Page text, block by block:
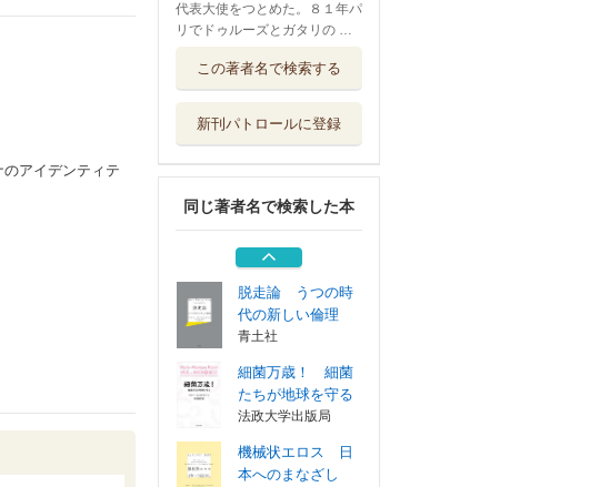
アイデンティテ
代表大使をつとめた。８１年パ
リでドゥルーズとガタリの …
この著者名で検索する
新刊パトロールに登録
同じ著者名で検索した本
本へのまなざし
ダーウィンの隠さ
法政大学出版局
ドゥルーズとガタ
リ交差的評伝
河出書房新社
脱走論 うつの時
代の新しい倫理
青土社
細菌万歳！ 細菌
たちが地球を守る
法政大学出版局
機械状エロス 日
本へのまなざし